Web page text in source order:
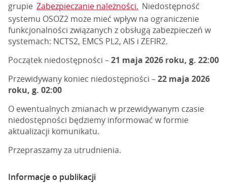
grupie Zabezpieczanie należności. Niedostępność
systemu OSOZ2 może mieć wpływ na ograniczenie
funkcjonalności związanych z obsługą zabezpieczeń w
systemach: NCTS2, EMCS PL2, AIS i ZEFIR2.
Początek niedostępności –21 maja 2026 roku, g. 22:00
Przewidywany koniec niedostępności –22 maja 2026
roku, g. 02:00
O ewentualnych zmianach w przewidywanym czasie
niedostępności będziemy informować w formie
aktualizacji komunikatu.
Przepraszamy za utrudnienia.
Informacje o publikacji